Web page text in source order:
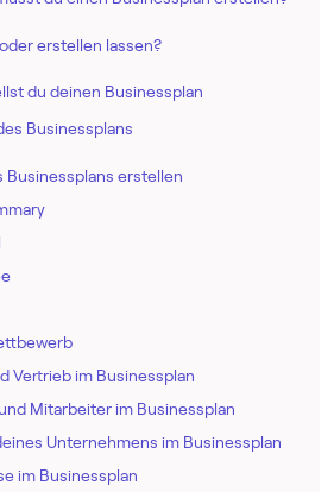
erstellen lassen?
du deinen Businessplan
Businessplans
Businessplans erstellen
Vertrieb im Businessplan
Mitarbeiter im Businessplan
Unternehmens im Businessplan
im Businessplan